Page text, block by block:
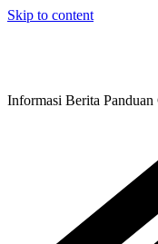
Skip to content
Informasi Berita